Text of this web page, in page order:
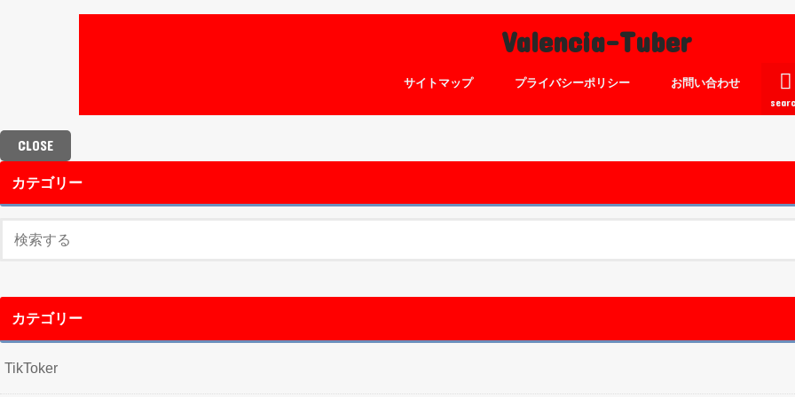
Valencia-Tuber
サイトマップ プライバシーポリシー お問い合わせ
CLOSE
カテゴリー
カテゴリー
TikToker